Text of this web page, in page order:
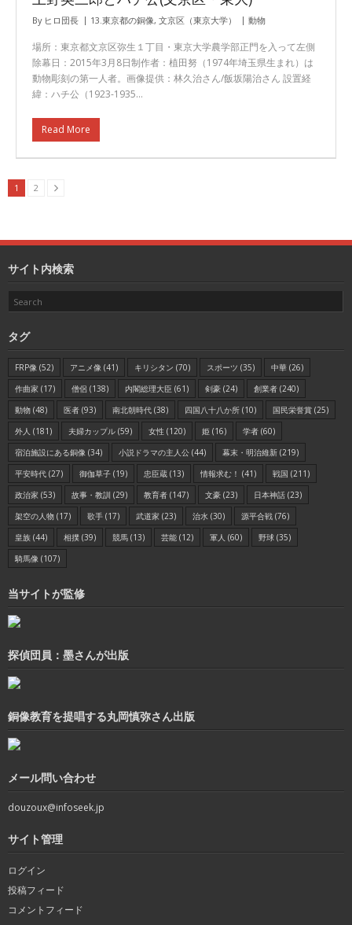
By ヒロ団長 13.東京都の銅像, 文京区（東京大学） 動物
場所：東京都文京区弥生１丁目・東京大学農学部正門を入って左側
除幕日：2015年3月8日制作者：植田努（1974年埼玉県生まれ）は
動物彫刻の第一人者。画像提供：林久治さん/飯坂陽治さん 設置経
緯：ハチ公（1923-1935…
Read More
1 2
サイト内検索
タグ
FRP像 (52) アニメ像 (41) キリシタン (70) スポーツ (35) 中華 (26)
作曲家 (17) 僧侶 (138) 内閣総理大臣 (61) 剣豪 (24) 創業者 (240)
動物 (48) 医者 (93) 南北朝時代 (38) 四国八十八か所 (10) 国民栄誉賞 (25)
外人 (181) 夫婦カップル (59) 女性 (120) 姫 (16) 学者 (60)
宿泊施設にある銅像 (34) 小説ドラマの主人公 (44) 幕末・明治維新 (219)
平安時代 (27) 御伽草子 (19) 忠臣蔵 (13) 情報求む！ (41) 戦国 (211)
政治家 (53) 故事・教訓 (29) 教育者 (147) 文豪 (23) 日本神話 (23)
架空の人物 (17) 歌手 (17) 武道家 (23) 治水 (30) 源平合戦 (76)
皇族 (44) 相撲 (39) 競馬 (13) 芸能 (12) 軍人 (60) 野球 (35)
騎馬像 (107)
当サイトが監修
探偵団員：墨さんが出版
銅像教育を提唱する丸岡慎弥さん出版
メール問い合わせ
douzoux@infoseek.jp
サイト管理
ログイン
投稿フィード
コメントフィード